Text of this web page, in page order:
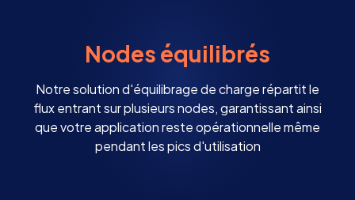
Nodes équilibrés
Notre solution d'équilibrage de charge répartit le
flux entrant sur plusieurs nodes, garantissant ainsi
que votre application reste opérationnelle même
pendant les pics d'utilisation